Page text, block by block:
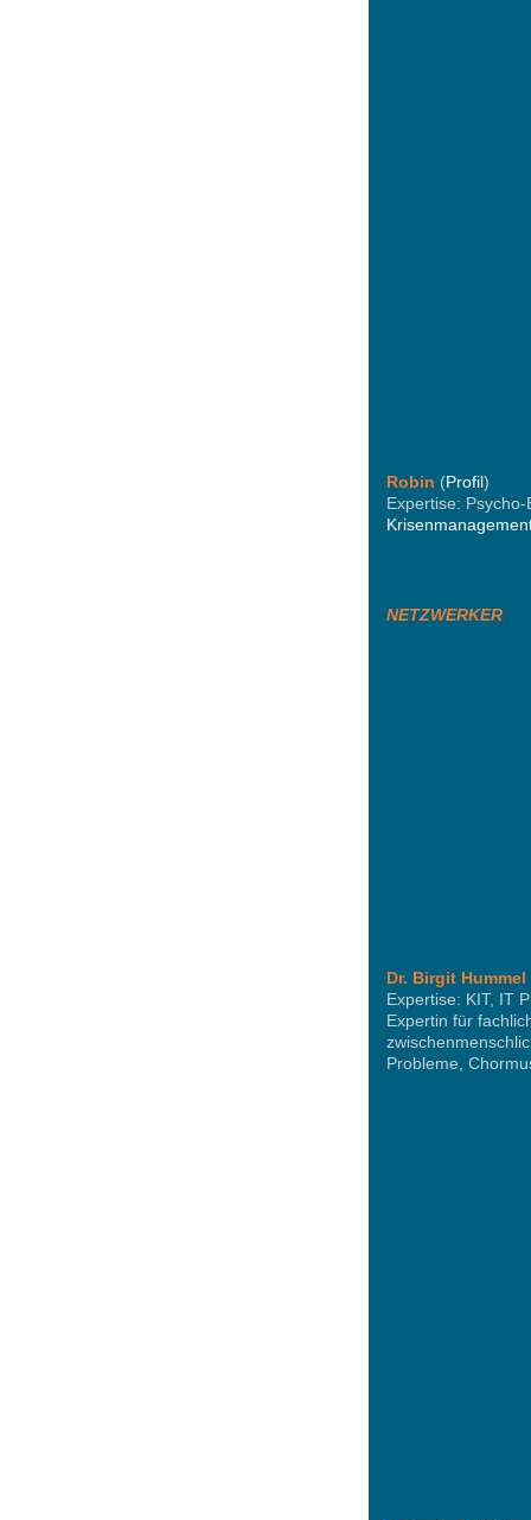
Robin (Profil)
Expertise:
NETZWERKER
Dr. Birgit Hummel
Expertise: KIT, IT
Expertin für
Probleme,